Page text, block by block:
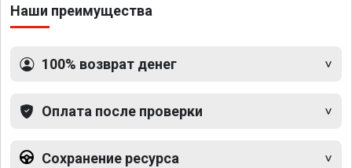
Наши преимущества
100% возврат денег
Оплата после проверки
Сохранение ресурса